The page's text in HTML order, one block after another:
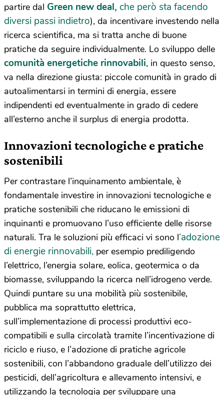
partire dal Green new deal, che però sta facendo
diversi passi indietro), da incentivare investendo nella
ricerca scientifica, ma si tratta anche di buone
pratiche da seguire individualmente. Lo sviluppo delle
comunità energetiche rinnovabili, in questo senso,
va nella direzione giusta: piccole comunità in grado di
autoalimentarsi in termini di energia, essere
indipendenti ed eventualmente in grado di cedere
all’esterno anche il surplus di energia prodotta.
Innovazioni tecnologiche e pratiche
sostenibili
Per contrastare l’inquinamento ambientale, è
fondamentale investire in innovazioni tecnologiche e
pratiche sostenibili che riducano le emissioni di
inquinanti e promuovano l’uso efficiente delle risorse
naturali. Tra le soluzioni più efficaci vi sono l‘adozione
di energie rinnovabili, per esempio prediligendo
l’elettrico, l’energia solare, eolica, geotermica o da
biomasse, sviluppando la ricerca nell’idrogeno verde.
Quindi puntare su una mobilità più sostenibile,
pubblica ma soprattutto elettrica,
sull’implementazione di processi produttivi eco-
compatibili e sulla circolatà tramite l’incentivazione di
riciclo e riuso, e l’adozione di pratiche agricole
sostenibili, con l’abbandono graduale dell’utilizzo dei
pesticidi, dell’agricoltura e allevamento intensivi, e
utilizzando la tecnologia per sviluppare una